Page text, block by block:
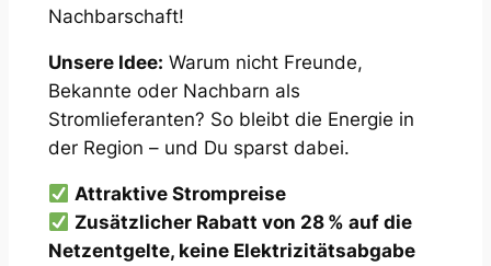
Nachbarschaft!
Unsere Idee: Warum nicht Freunde,
Bekannte oder Nachbarn als
Stromlieferanten? So bleibt die Energie in
der Region – und Du sparst dabei.
Attraktive Strompreise
Zusätzlicher Rabatt von 28 % auf die
Netzentgelte, keine Elektrizitätsabgabe